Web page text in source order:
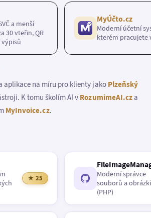
a menší
30 vteřin, QR
MyÚčto.cz
Moderní účetní
kterém pracujete
aplikace na míru pro klienty jakoPlzeňský
K tomu školím AI v RozumimeAI.cza
MyInvoice.cz.
★ 25
Moderní správce
souborů a
(PHP)